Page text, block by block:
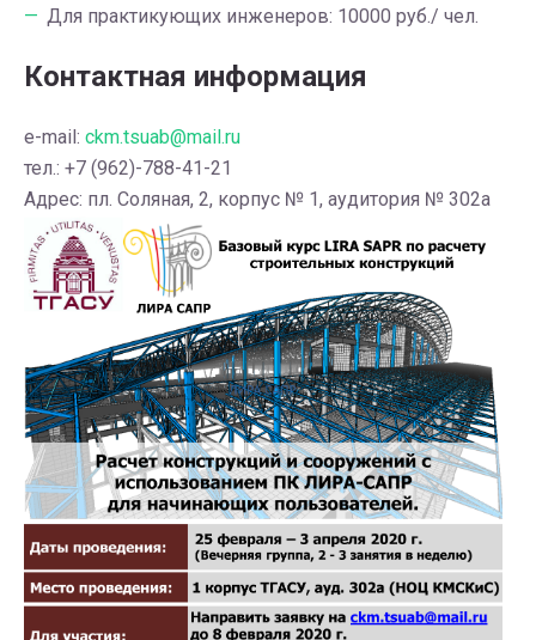
Для практикующих инженеров: 10000 руб./ чел.
Контактная информация
e-mail: ckm.tsuab@mail.ru
тел.: +7 (962)-788-41-21
Адрес: пл. Соляная, 2, корпус № 1, аудитория № 302а